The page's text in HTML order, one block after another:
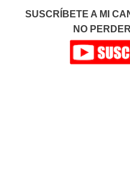
SUSCRÍBETE A MI
NO